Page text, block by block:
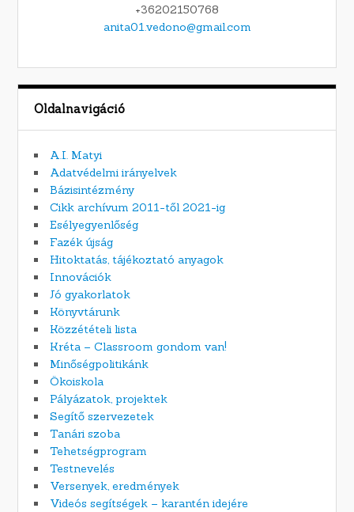
+36202150768
anita01.vedono@gmail.com
Oldalnavigáció
A.I. Matyi
Adatvédelmi irányelvek
Bázisintézmény
Cikk archívum 2011-től 2021-ig
Esélyegyenlőség
Fazék újság
Hitoktatás, tájékoztató anyagok
Innovációk
Jó gyakorlatok
Könyvtárunk
Közzétételi lista
Kréta – Classroom gondom van!
Minőségpolitikánk
Ökoiskola
Pályázatok, projektek
Segítő szervezetek
Tanári szoba
Tehetségprogram
Testnevelés
Versenyek, eredmények
Videós segítségek – karantén idejére